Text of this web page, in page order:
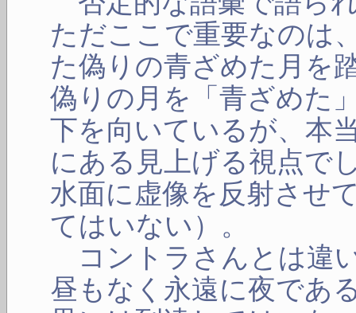
ただここで重要なのは
た偽りの青ざめた月を
偽りの月を「青ざめた
下を向いているが、本
にある見上げる視点で
水面に虚像を反射させ
てはいない）。
コントラさんとは違
昼もなく永遠に夜であ